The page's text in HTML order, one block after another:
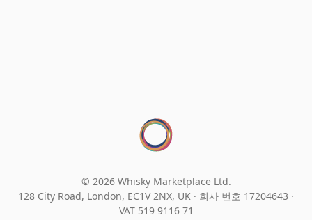
© 2026 Whisky Marketplace Ltd.
128 City Road, London, EC1V 2NX, UK · 회사 번호 17204643 ·
VAT 519 9116 71